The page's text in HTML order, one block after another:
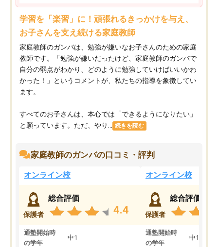
学習を「楽習」に！頑張れるきっかけを与え、
お子さんを支え続ける家庭教師
家庭教師のガンバは、勉強が嫌いなお子さんのための家庭
教師です。「勉強が嫌いだったけど、家庭教師のガンバで
自分の弱点がわかり、どのように勉強していけばいいかわ
かった！」というコメントが、私たちの指導を象徴してい
ます。
すべてのお子さんは、本心では「できるようになりたい」
と願っています。ただ、やり...
続きを読む
家庭教師のガンバの口コミ・評判
オンライン校
保護者
総合評価
4.4
通塾開始時
の学年
中1
オンライン校
保護者
総合評価
通塾開始時
の学年
中1